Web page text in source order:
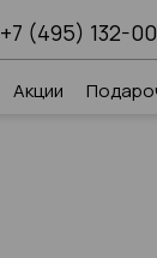
+7 (495) 132-
Акции